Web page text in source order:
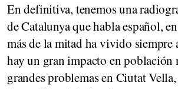
En definitiva, tenemos una
de Catalunya que habla español,
más de la mitad ha vivido
hay un gran impacto en población
grandes problemas en Ciutat